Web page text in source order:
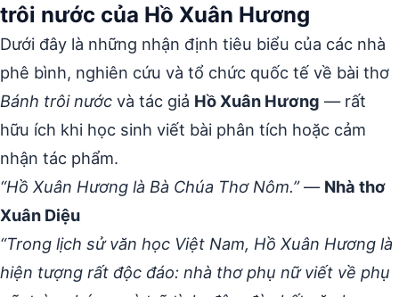
trôi nước của Hồ Xuân Hương
Dưới đây là những nhận định tiêu biểu của các nhà
phê bình, nghiên cứu và tổ chức quốc tế về bài thơ
Bánh trôi nước và tác giả Hồ Xuân Hương — rất
hữu ích khi học sinh viết bài phân tích hoặc cảm
nhận tác phẩm.
“Hồ Xuân Hương là Bà Chúa Thơ Nôm.”— Nhà thơ
Xuân Diệu
“Trong lịch sử văn học Việt Nam, Hồ Xuân Hương là
hiện tượng rất độc đáo: nhà thơ phụ nữ viết về phụ